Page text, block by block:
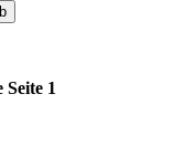
Seite 1